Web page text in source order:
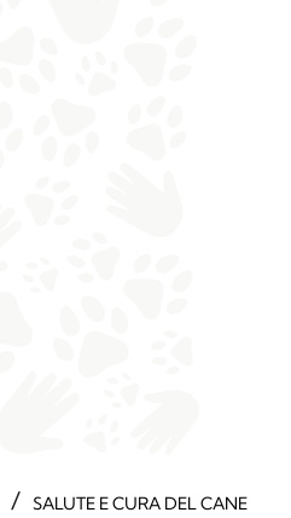
/ SALUTE E CURA DEL CANE